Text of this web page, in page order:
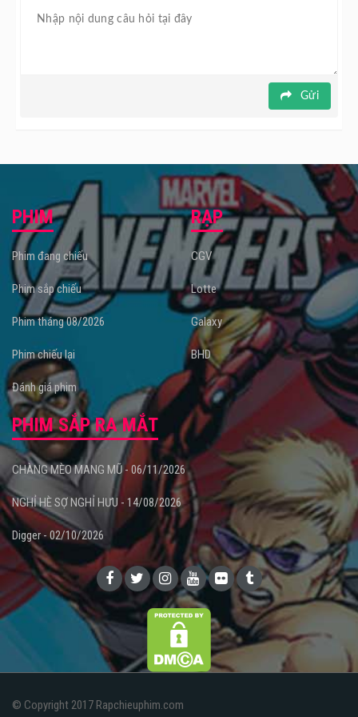
Gửi
PHIM
Phim đang chiếu
Phim sắp chiếu
Phim tháng 08/2026
Phim chiếu lại
Đánh giá phim
RẠP
CGV
Lotte
Galaxy
BHD
PHIM SẮP RA MẮT
CHÀNG MÈO MANG MŨ - 06/11/2026
NGHỈ HÈ SỢ NGHỈ HƯU - 14/08/2026
Digger - 02/10/2026
© Copyright 2017 Rapchieuphim.com